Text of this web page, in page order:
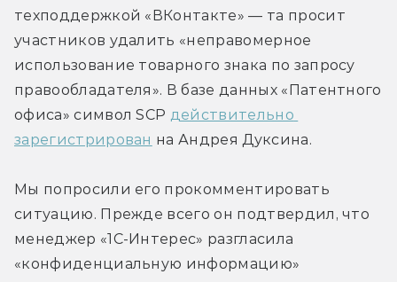
техподдержкой «ВКонтакте» — та просит
участников удалить «неправомерное
использование товарного знака по запросу
правообладателя». В базе данных «Патентного
офиса» символ SCP действительно
зарегистрирован на Андрея Дуксина.
Мы попросили его прокомментировать
ситуацию. Прежде всего он подтвердил, что
менеджер «1C-Интерес» разгласила
«конфиденциальную информацию»